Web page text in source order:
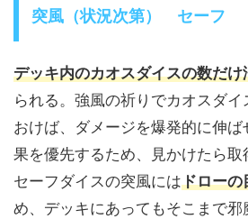
突風（状況次第） セーフ
デッキ内のカオスダイスの数だけ
られる。強風の祈りでカオスダ
おけば、ダメージを爆発的に伸
果を優先するため、見かけたら取
セーフダイスの突風にはドローの
め、デッキにあってもそこまで